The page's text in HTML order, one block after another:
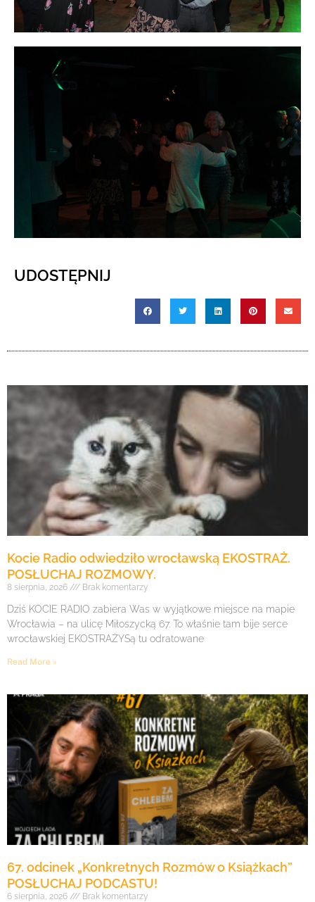
UDOSTĘPNIJ
Kocie Radio odwiedziło wrocławską EKOSTRAŻ.
POSŁUCHAJ ROZMOWY.
8 sierpnia, 2026 Brak komentarzy
Dziś KOCIE RADIO zabiera Was w wyjątkowe miejsce na mapie
Wrocławia – na ulicę Miłoszycką 67. To właśnie tam bije serce
wrocławskiej EKOSTRAŻYSą tu odratowane
Read More »
67. odcinek „Konkretnych Rozmów o Książkach”
POSŁUCHAJ PODCASTU!
6 sierpnia, 2026 Brak komentarzy